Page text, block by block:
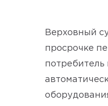
Верховный
просрочке